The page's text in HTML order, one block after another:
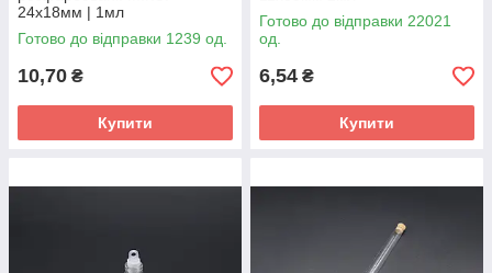
24х18мм | 1мл
Готово до відправки 1239 од.
10,70 ₴
Купити
Готово до відправки 22021
од.
6,54 ₴
Купити